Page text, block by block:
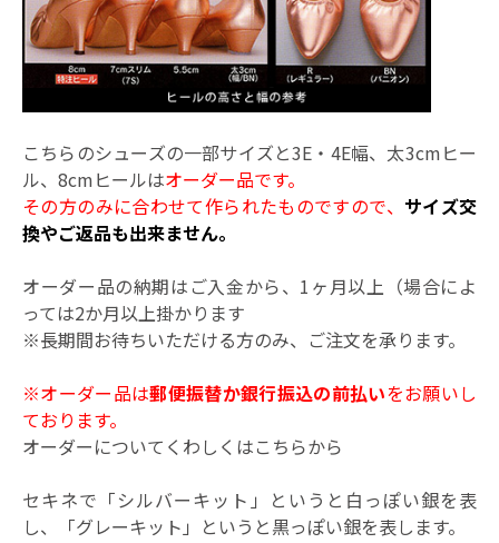
こちらのシューズの一部サイズと3E・4E幅、太3cmヒー
ル、8cmヒールはオーダー品です。
その方のみに合わせて作られたものですので、 サイズ交
換やご返品も出来ません。
オーダー品の納期はご入金から、1ヶ月以上（場合によ
っては2か月以上掛かります
※長期間お待ちいただける方のみ、ご注文を承ります。
※オーダー品は郵便振替か銀行振込の前払いをお願いし
ております。
オーダーについてくわしくはこちらから
セキネで「シルバーキット」というと白っぽい銀を表
し、「グレーキット」というと黒っぽい銀を表します。